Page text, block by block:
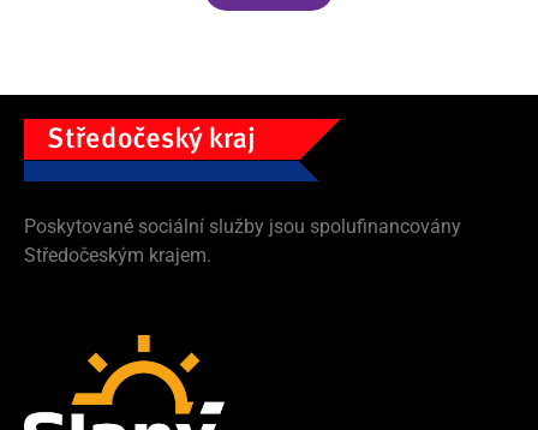
Poskytované sociální služby jsou spolufinancovány
Středočeským krajem.